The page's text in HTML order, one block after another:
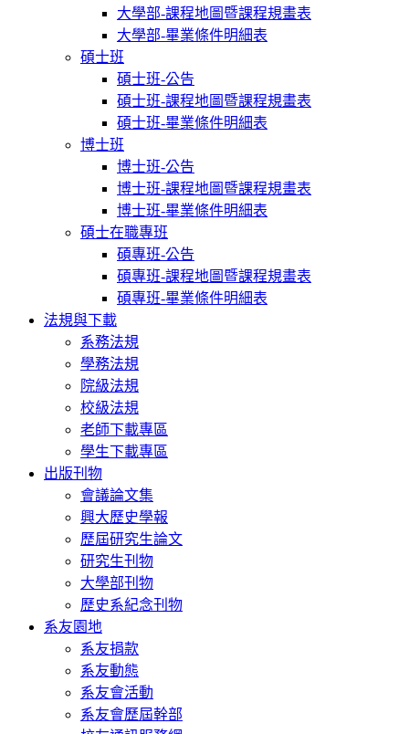
大學部-課程地圖暨課程規畫表
大學部-畢業條件明細表
碩士班
碩士班-公告
碩士班-課程地圖暨課程規畫表
碩士班-畢業條件明細表
博士班
博士班-公告
博士班-課程地圖暨課程規畫表
博士班-畢業條件明細表
碩士在職專班
碩專班-公告
碩專班-課程地圖暨課程規畫表
碩專班-畢業條件明細表
法規與下載
系務法規
學務法規
院級法規
校級法規
老師下載專區
學生下載專區
出版刊物
會議論文集
興大歷史學報
歷屆研究生論文
研究生刊物
大學部刊物
歷史系紀念刊物
系友園地
系友捐款
系友動態
系友會活動
系友會歷屆幹部